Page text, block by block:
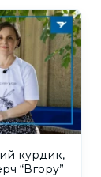
курдик,
“Вгору”